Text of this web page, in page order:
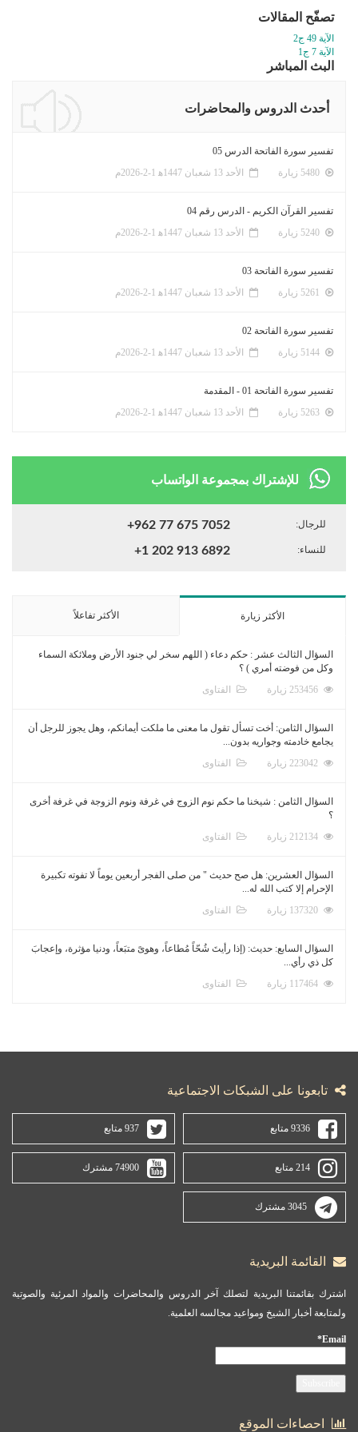
تصفّح المقالات
الآية 49 ج2
الآية 7 ج1
البث المباشر
أحدث الدروس والمحاضرات
تفسير سورة الفاتحة الدرس 05
الأحد 13 شعبان 1447ﻫ 1-2-2026م
تفسير القرآن الكريم - الدرس رقم 04
الأحد 13 شعبان 1447ﻫ 1-2-2026م
تفسير سورة الفاتحة 03
الأحد 13 شعبان 1447ﻫ 1-2-2026م
تفسير سورة الفاتحة 02
الأحد 13 شعبان 1447ﻫ 1-2-2026م
تفسير سورة الفاتحة 01 - المقدمة
الأحد 13 شعبان 1447ﻫ 1-2-2026م
للإشتراك بمجموعة الواتساب
للرجال: +962 77 675 7052
للنساء: +1 202 913 6892
الأكثر زيارة الأكثر تفاعلاً
السؤال الثالث عشر : حكم دعاء ( اللهم سخر لي جنود الأرض وملائكة السماء
وكل من فوضته أمري ) ؟
الفتاوى
السؤال الثامن: أخت تسأل تقول ما معنى ما ملكت أيمانكم، وهل يجوز للرجل أن
يجامع خادمته وجواريه بدون...
الفتاوى
السؤال الثامن : شيخنا ما حكم نوم الزوج في غرفة ونوم الزوجة في غرفة أخرى
؟
الفتاوى
السؤال العشرين: هل صح حديث " من صلى الفجر أربعين يوماً لا تفوته تكبيرة
الإحرام إلا كتب الله له...
الفتاوى
السؤال السابع: حديث: (إذا رأيتَ شُحّاً مُطاعاً، وهوىً متبَعاً، ودنيا مؤثرة، وإعجابَ
كل ذي رأي...
الفتاوى
تابعونا على الشبكات الاجتماعية
9336 متابع 937 متابع
214 متابع 74900 مشترك
3045 مشترك
القائمة البريدية
اشترك بقائمتنا البريدية لتصلك آخر الدروس والمحاضرات والمواد المرئية والصوتية
ولمتابعة أخبار الشيخ ومواعيد مجالسه العلمية.
Email*
احصاءات الموقع